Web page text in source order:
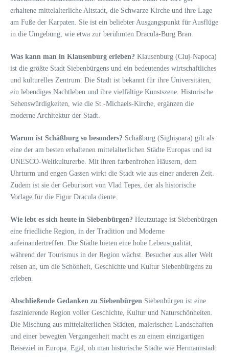
erhaltene mittelalterliche Altstadt, die Schwarze Kirche und ihre Lage
am Fuße der Karpaten. Sie ist ein beliebter Ausgangspunkt für Ausflüge
in die Umgebung, wie etwa zur berühmten Dracula-Burg Bran.
Was kann man in Klausenburg erleben? Klausenburg (Cluj-Napoca)
ist die größte Stadt Siebenbürgens und ein bedeutendes wirtschaftliches
und kulturelles Zentrum. Die Stadt ist bekannt für ihre Universitäten,
ein lebendiges Nachtleben und ihre vielfältige Kunstszene. Historische
Sehenswürdigkeiten, wie die St.-Michaels-Kirche, ergänzen die
moderne Architektur der Stadt.
Warum ist Schäßburg so besonders? Schäßburg (Sighișoara) gilt als
eine der am besten erhaltenen mittelalterlichen Städte Europas und ist
UNESCO-Weltkulturerbe. Mit ihren farbenfrohen Häusern, dem
Uhrturm und engen Gassen wirkt die Stadt wie aus einer anderen Zeit.
Zudem ist sie der Geburtsort von Vlad Tepes, der als historische
Vorlage für die Figur Dracula diente.
Wie lebt es sich heute in Siebenbürgen? Heutzutage ist Siebenbürgen
eine friedliche Region, in der Tradition und Moderne
aufeinandertreffen. Die Städte bieten eine hohe Lebensqualität,
während der Tourismus in der Region wächst. Besucher aus aller Welt
reisen an, um die Schönheit, Geschichte und Kultur Siebenbürgens zu
erleben.
Abschließende Gedanken zu Siebenbürgen Siebenbürgen ist eine
faszinierende Region voller Geschichte, Kultur und Naturschönheiten.
Die Mischung aus mittelalterlichen Städten, malerischen Landschaften
und einer bewegten Vergangenheit macht es zu einem einzigartigen
Reiseziel in Europa. Egal, ob man historische Städte wie Hermannstadt